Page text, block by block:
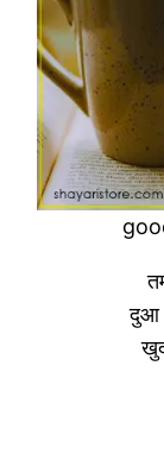
दुआ